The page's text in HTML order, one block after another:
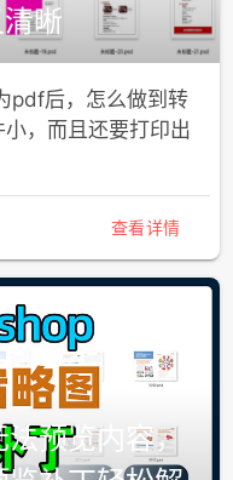
晰
pdf后，怎么做到转
，而且还要打印出
查看详情
法预览内容，